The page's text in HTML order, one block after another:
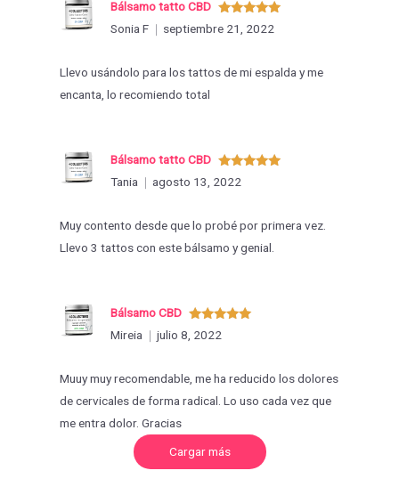
Valorado
con 5de 5
Bálsamo tatto CBD
Sonia F
septiembre 21, 2022
Llevo usándolo para los tattos de mi espalda y me
encanta, lo recomiendo total
Valorado
con
Bálsamo tatto CBD
Tania
agosto 13, 2022
Muy contento desde que lo probé por primera vez.
Llevo 3 tattos con este bálsamo y genial.
Valorado
con5de 5
Bálsamo CBD
Mireia
julio 8, 2022
Muuy muy recomendable, me ha reducido los dolores
de cervicales de forma radical. Lo uso cada vez que
me entra dolor. Gracias
Cargar másC
r